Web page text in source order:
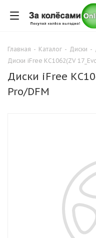
Главная - Каталог - Диски -
Диски iFree КС1062(ZV
Диски iFree
Pro/DFM